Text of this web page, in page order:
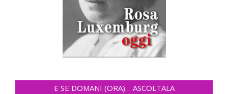
E SE DOMANI (ORA)… ASCOLTALA